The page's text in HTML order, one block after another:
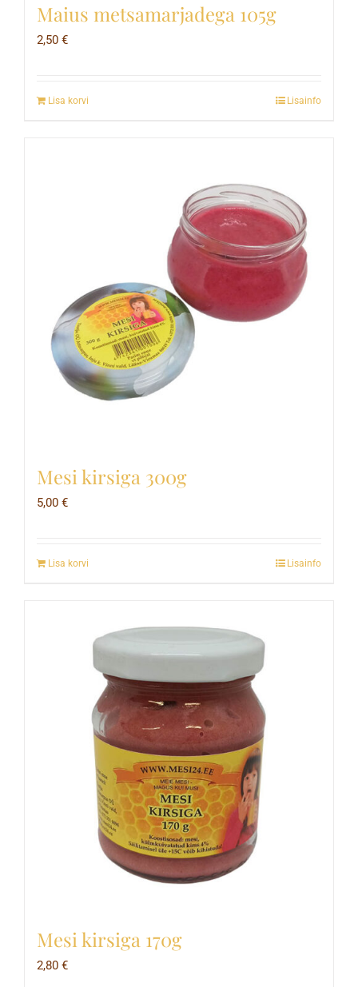
Maius metsamarjadega 105g
2,50 €
Lisa korvi Lisainfo
Mesi kirsiga 300g
5,00 €
Lisa korvi Lisainfo
Mesi kirsiga 170g
2,80 €